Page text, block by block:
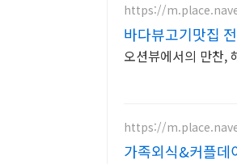
https://
바다뷰고기맛집
오션뷰에서의 만찬,
https://
가족외식&커플데